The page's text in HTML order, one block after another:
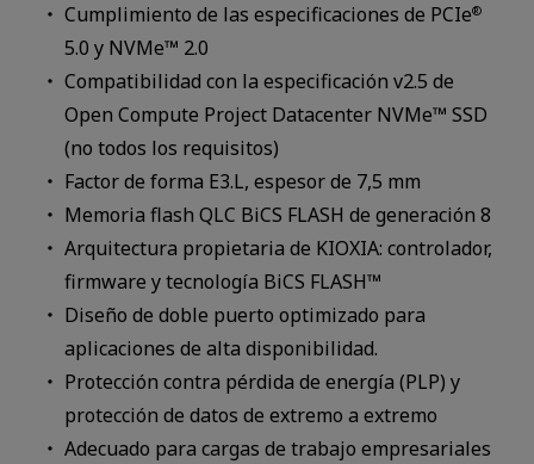
Cumplimiento de las especificaciones de PCIe®
5.0 y NVMe™ 2.0
Compatibilidad con la especificación v2.5 de
Open Compute Project Datacenter NVMe™ SSD
(no todos los requisitos)
Factor de forma E3.L, espesor de 7,5 mm
Memoria flash QLC BiCS FLASH de generación 8
Arquitectura propietaria de KIOXIA: controlador,
firmware y tecnología BiCS FLASH™
Diseño de doble puerto optimizado para
aplicaciones de alta disponibilidad.
Protección contra pérdida de energía (PLP) y
protección de datos de extremo a extremo
Adecuado para cargas de trabajo empresariales